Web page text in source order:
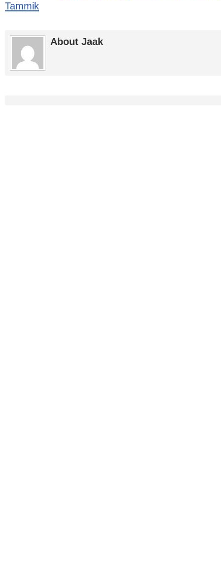
Tammik
About Jaak